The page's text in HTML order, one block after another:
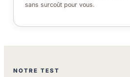
sans surcoût pour vous.
NOTRE TEST